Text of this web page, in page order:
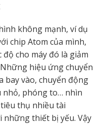
không mạnh, ví dụ
chip Atom của mình,
cho máy đó là giảm
hiệu ứng chuyển
bay vào, chuyển động
nhỏ, phóng to… nhìn
thụ nhiều tài
những thiết bị yếu. Vậy